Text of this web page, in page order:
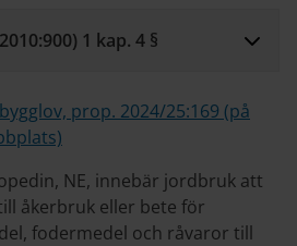
1 kap. 4 §
prop. 2024/25:169 (på
NE, innebär jordbruk att
åkerbruk eller bete för
fodermedel och råvaror till